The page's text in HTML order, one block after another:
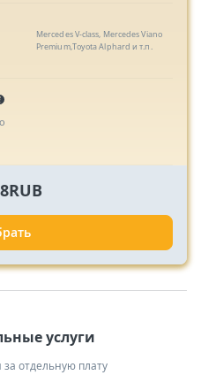
Mercedes V-class, Mercedes Viano
Premium,Toyota Alphard и т.п.
услуги
отдельную плату